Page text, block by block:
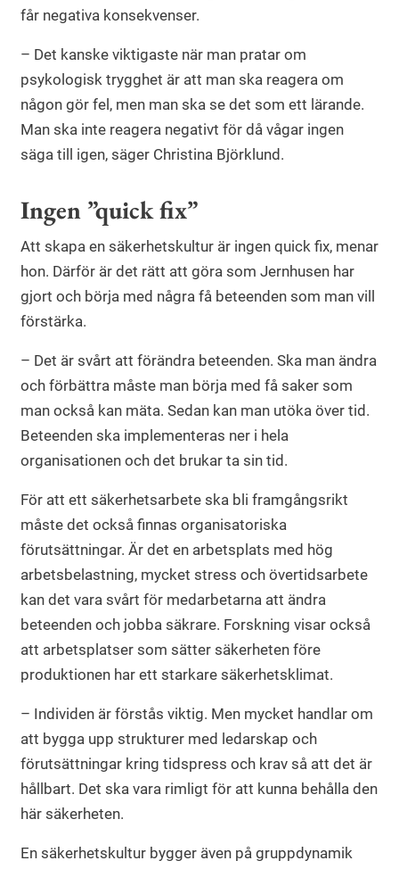
får negativa konsekvenser.
– Det kanske viktigaste när man pratar om
psykologisk trygghet är att man ska reagera om
någon gör fel, men man ska se det som ett lärande.
Man ska inte reagera negativt för då vågar ingen
säga till igen, säger Christina Björklund.
Ingen ”quick fix”
Att skapa en säkerhetskultur är ingen quick fix, menar
hon. Därför är det rätt att göra som Jernhusen har
gjort och börja med några få beteenden som man vill
förstärka.
– Det är svårt att förändra beteenden. Ska man ändra
och förbättra måste man börja med få saker som
man också kan mäta. Sedan kan man utöka över tid.
Beteenden ska implementeras ner i hela
organisationen och det brukar ta sin tid.
För att ett säkerhetsarbete ska bli framgångsrikt
måste det också finnas organisatoriska
förutsättningar. Är det en arbetsplats med hög
arbetsbelastning, mycket stress och övertidsarbete
kan det vara svårt för medarbetarna att ändra
beteenden och jobba säkrare. Forskning visar också
att arbetsplatser som sätter säkerheten före
produktionen har ett starkare säkerhetsklimat.
– Individen är förstås viktig. Men mycket handlar om
att bygga upp strukturer med ledarskap och
förutsättningar kring tidspress och krav så att det är
hållbart. Det ska vara rimligt för att kunna behålla den
här säkerheten.
En säkerhetskultur bygger även på gruppdynamik